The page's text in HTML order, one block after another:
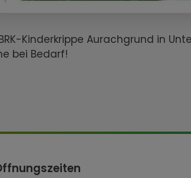
Kinderkrippe Aurachgrund in
bei Bedarf!